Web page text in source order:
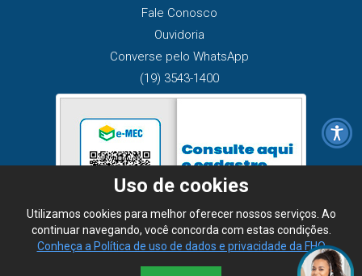
Fale Conosco
Ouvidoria
Converse pelo WhatsApp
(19) 3543-1400
Uso de cookies
Utilizamos cookies para melhor oferecer nossos serviços. Ao
continuar navegando, você concorda com estas condições.
Conheça a Política de uso de dados e privacidade da FHO